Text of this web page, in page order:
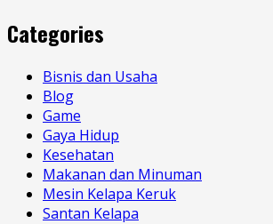
Categories
Bisnis dan Usaha
Blog
Game
Gaya Hidup
Kesehatan
Makanan dan Minuman
Mesin Kelapa Keruk
Santan Kelapa